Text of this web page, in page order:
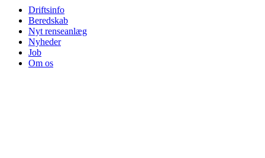
Driftsinfo
Beredskab
Nyt renseanlæg
Nyheder
Job
Om os